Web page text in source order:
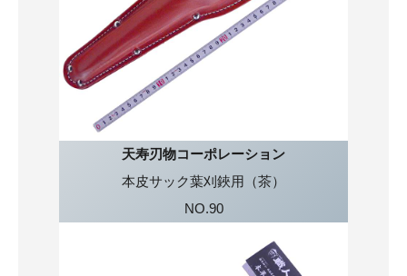
天寿刃物コーポレーション
本皮サック葉刈鋏用（茶）
NO.90